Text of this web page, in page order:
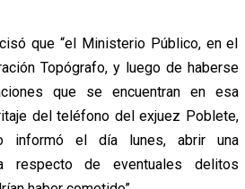
que “el Ministerio Público, en el
Topógrafo, y luego de haberse
que se encuentran en esa
del teléfono del exjuez Poblete,
informó el día lunes, abrir una
respecto de eventuales delitos